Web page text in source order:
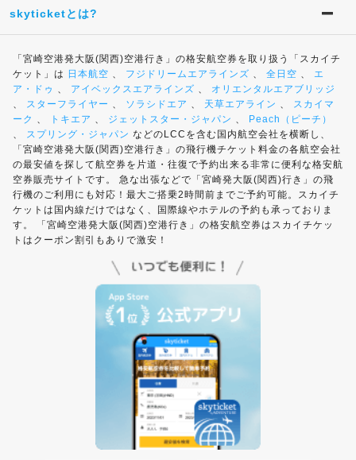
skyticketとは?
「宮崎空港発大阪(関西)空港行き」の格安航空券を取り扱う「スカイチ
ケット」は 日本航空 、 フジドリームエアラインズ 、 全日空 、 エ
ア・ドゥ 、 アイベックスエアラインズ 、 オリエンタルエアブリッジ
、 スターフライヤー 、 ソラシドエア 、 天草エアライン 、 スカイマ
ーク 、 トキエア 、 ジェットスター・ジャパン 、
Peach（ピーチ）
、 スプリング・ジャパン などのLCCを含む国内航空会社を横断し、
「宮崎空港発大阪(関西)空港行き」の飛行機チケット料金の各航空会社
の最安値を探して航空券を片道・往復で予約出来る非常に便利な格安航
空券販売サイトです。 急な出張などで「宮崎発大阪(関西)行き」の飛
行機のご利用にも対応！最大ご搭乗2時間前までご予約可能。スカイチ
ケットは国内線だけではなく、国際線やホテルの予約も承っておりま
す。 「宮崎空港発大阪(関西)空港行き」の格安航空券はスカイチケッ
トはクーポン割引もありで激安！